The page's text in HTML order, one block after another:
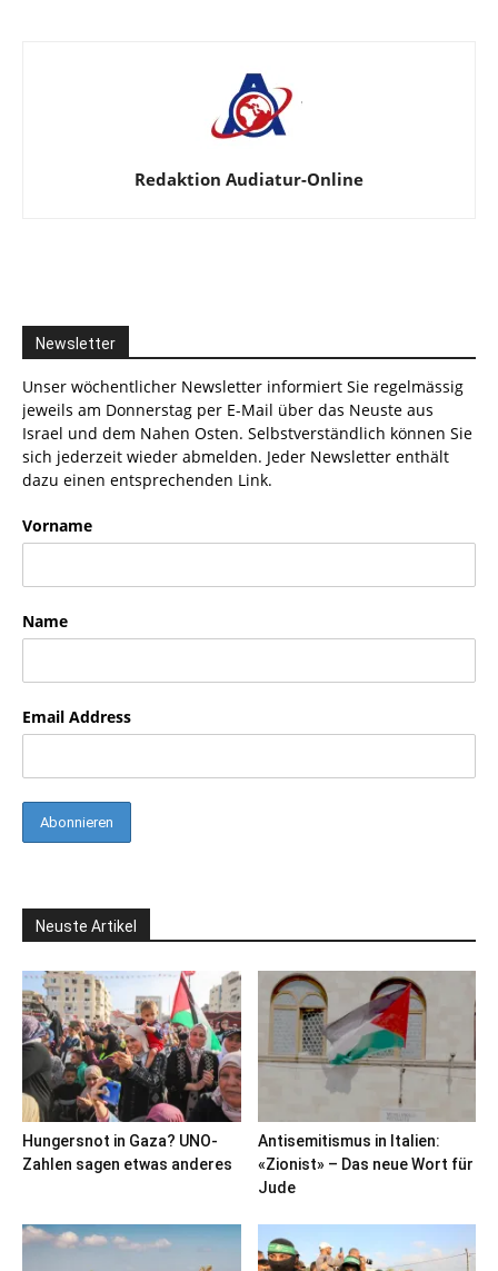
Redaktion Audiatur-Online
Newsletter
Unser wöchentlicher Newsletter informiert Sie regelmässig
jeweils am Donnerstag per E-Mail über das Neuste aus
Israel und dem Nahen Osten. Selbstverständlich können Sie
sich jederzeit wieder abmelden. Jeder Newsletter enthält
dazu einen entsprechenden Link.
Vorname
Name
Email Address
Neuste Artikel
Hungersnot in Gaza? UNO-
Zahlen sagen etwas anderes
Antisemitismus in Italien:
«Zionist» – Das neue Wort für
Jude